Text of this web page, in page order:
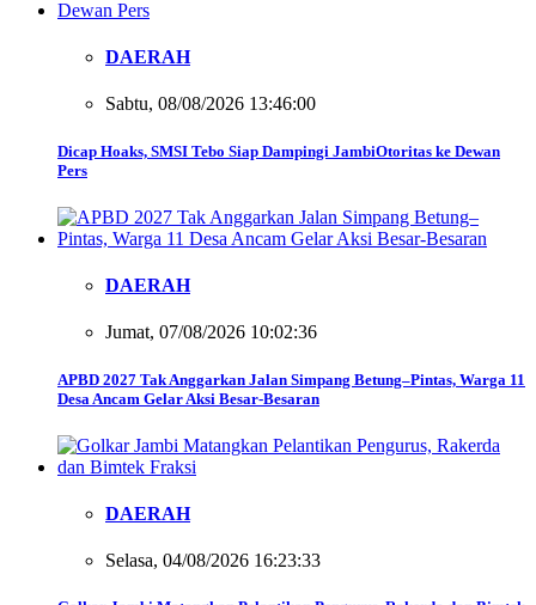
DAERAH
Sabtu, 08/08/2026 13:46:00
Dicap Hoaks, SMSI Tebo Siap Dampingi JambiOtoritas ke Dewan
Pers
DAERAH
Jumat, 07/08/2026 10:02:36
APBD 2027 Tak Anggarkan Jalan Simpang Betung–Pintas, Warga 11
Desa Ancam Gelar Aksi Besar-Besaran
DAERAH
Selasa, 04/08/2026 16:23:33